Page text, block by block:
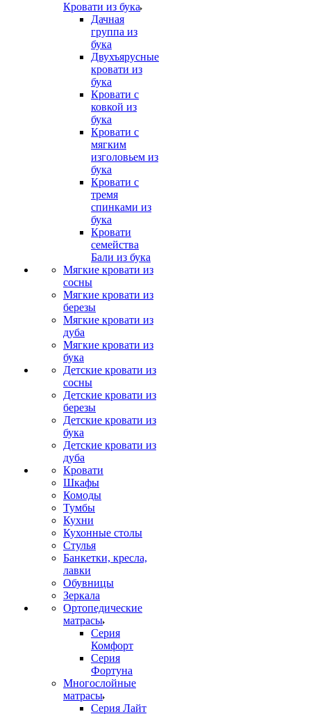
Кровати из бука
Дачная
группа из
бука
Двухъярусные
кровати из
бука
Кровати с
ковкой из
бука
Кровати с
мягким
изголовьем из
бука
Кровати с
тремя
спинками из
бука
Кровати
семейства
Бали из бука
Мягкие кровати из
сосны
Мягкие кровати из
березы
Мягкие кровати из
дуба
Мягкие кровати из
бука
Детские кровати из
сосны
Детские кровати из
березы
Детские кровати из
бука
Детские кровати из
дуба
Кровати
Шкафы
Комоды
Тумбы
Кухни
Кухонные столы
Стулья
Банкетки, кресла,
лавки
Обувницы
Зеркала
Ортопедические
матрасы
Серия
Комфорт
Серия
Фортуна
Многослойные
матрасы
Серия Лайт